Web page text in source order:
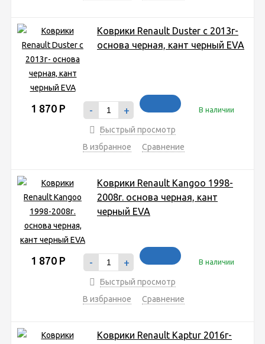
Коврики Renault Duster с 2013г-
основа черная, кант черный EVA
1 870 Р - + В наличии
Быстрый просмотр
В избранное
Сравнение
Коврики Renault Kangoo 1998-
2008г. основа черная, кант
черный EVA
1 870 Р - + В наличии
Быстрый просмотр
В избранное
Сравнение
Коврики Renault Kaptur 2016г-